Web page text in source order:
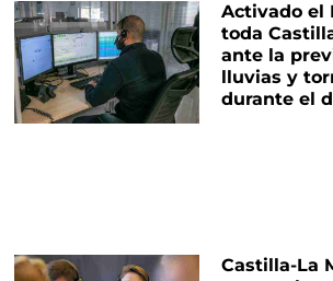
Activado el
toda
ante la
lluvias y
durante el
Castilla-La